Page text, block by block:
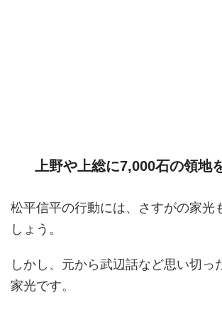
上野や上総に7,000石の領地
松平信平の行動には、さすがの家光
しょう。
しかし、元から武辺話など思い切っ
家光です。